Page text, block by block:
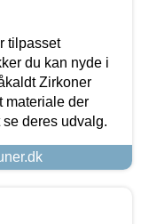
tilpasset
du kan nyde i
Zirkoner
materiale der
deres udvalg.